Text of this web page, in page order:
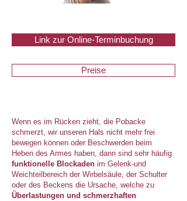
Link zur Online-Terminbuchung
Preise
Wenn es im Rücken zieht, die Pobacke
schmerzt, wir unseren Hals nicht mehr frei
bewegen können oder Beschwerden beim
Heben des Armes haben, dann sind sehr häufig
funktionelle Blockaden im Gelenk-und
Weichteilbereich der Wirbelsäule, der Schulter
oder des Beckens die Ursache, welche zu
Überlastungen und schmerzhaften